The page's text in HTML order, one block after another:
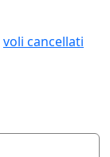
voli cancellati